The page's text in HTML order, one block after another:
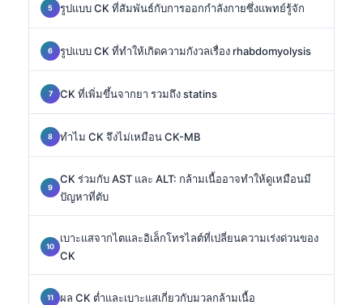
รูปแบบ CK ที่สัมพันธ์กับการออกกำลังกายซึ่งแพทย์รู้จัก
รูปแบบ CK ที่ทำให้เกิดความกังวลเรื่อง rhabdomyolysis
CK ที่เพิ่มขึ้นจากยา รวมถึง statins
ทำไม CK จึงไม่เหมือน CK-MB
CK ร่วมกับ AST และ ALT: กล้ามเนื้ออาจทำให้ดูเหมือนมี
ปัญหาที่ตับ
เบาะแสจากไตและอิเล็กโทรไลต์ที่เปลี่ยนความเร่งด่วนของ
CK
ผล CK ต่ำและเบาะแสเกี่ยวกับมวลกล้ามเนื้อ